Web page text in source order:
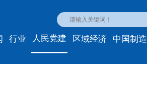
行业 人民党建 区域经济 中国制造